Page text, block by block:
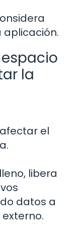
la
el
libera
datos a